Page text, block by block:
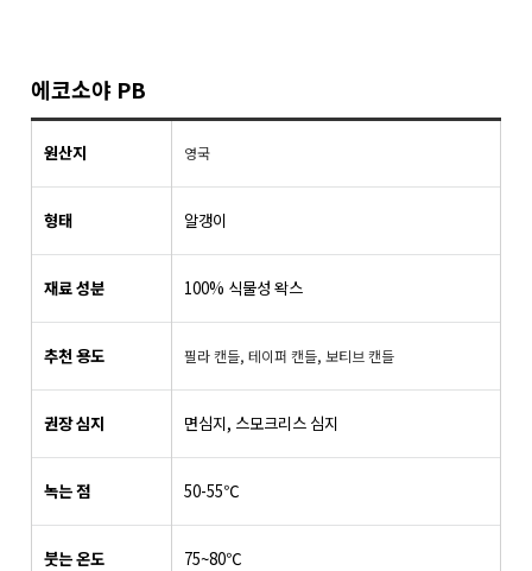
에코소야 PB
원산지 영국
형태 알갱이
재료 성분 100% 식물성 왁스
추천 용도 필라 캔들, 테이퍼 캔들, 보티브 캔들
권장 심지 면심지, 스모크리스 심지
녹는 점 50-55℃
붓는 온도 75~80℃